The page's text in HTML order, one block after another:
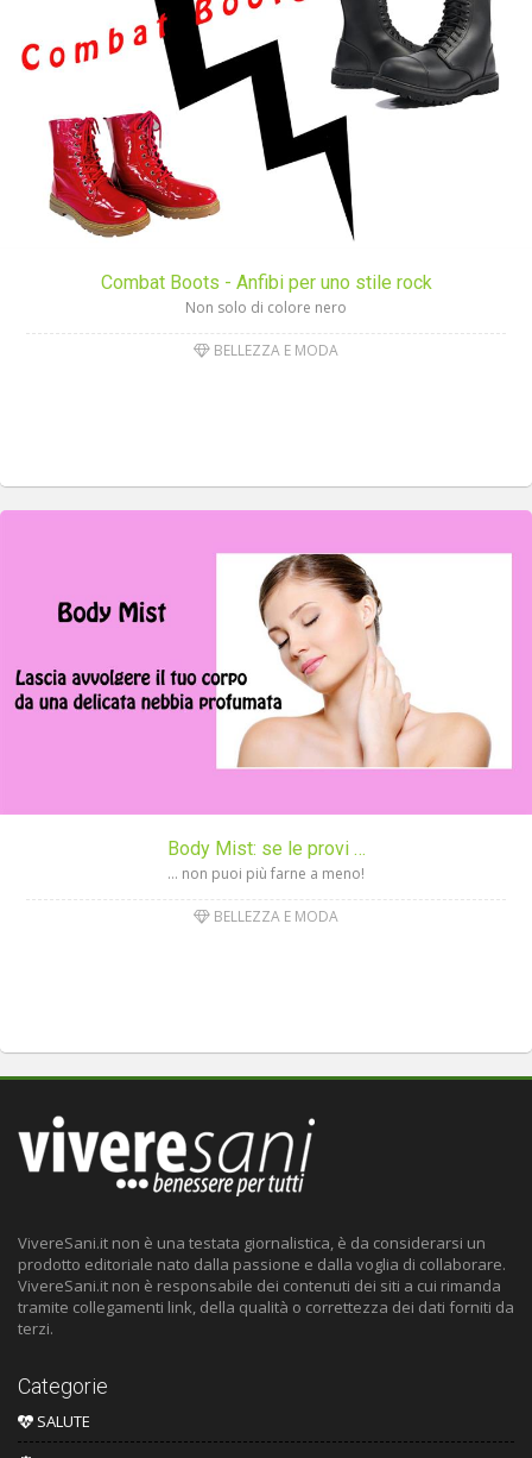
Combat Boots - Anfibi per uno stile rock
Non solo di colore nero
BELLEZZA E MODA
Body Mist: se le provi …
… non puoi più farne a meno!
BELLEZZA E MODA
VivereSani.it non è una testata giornalistica, è da considerarsi un
prodotto editoriale nato dalla passione e dalla voglia di collaborare.
VivereSani.it non è responsabile dei contenuti dei siti a cui rimanda
tramite collegamenti link, della qualità o correttezza dei dati forniti da
terzi.
Categorie
SALUTE